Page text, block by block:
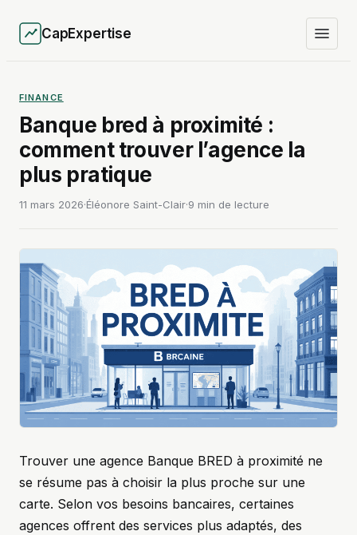
CapExpertise
FINANCE
Banque bred à proximité :
comment trouver l’agence la
plus pratique
11 mars 2026·Éléonore Saint-Clair·9 min de lecture
Trouver une agence Banque BRED à proximité ne
se résume pas à choisir la plus proche sur une
carte. Selon vos besoins bancaires, certaines
agences offrent des services plus adaptés, des